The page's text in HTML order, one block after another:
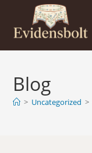
content
Blog
> Uncategorized >